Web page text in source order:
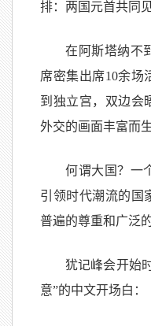
排：两国元首共同
在阿斯塔纳不
席密集出席10余场
到独立宫，双边会
外交的画面丰富而生
何谓大国？一
引领时代潮流的国
普遍的尊重和广泛
犹记峰会开始
意”的中文开场白：